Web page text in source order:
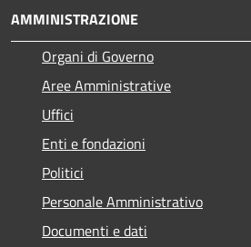
AMMINISTRAZIONE
Organi di Governo
Aree Amministrative
Uffici
Enti e fondazioni
Politici
Personale Amministrativo
Documenti e dati